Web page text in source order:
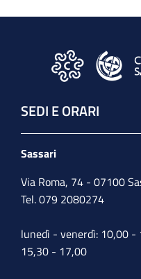
SEDI E ORARI
Sassari
Via Roma, 74 - 07100
Tel. 079 2080274
lunedì - venerdì: 10,00 -
15,30 - 17,00